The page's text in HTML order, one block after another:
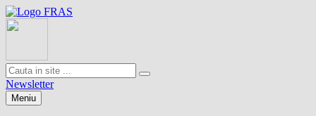
Newsletter
Meniu